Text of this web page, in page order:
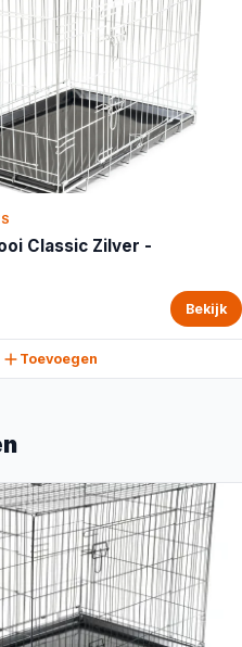
Classic Zilver -
Bekijk
Toevoegen